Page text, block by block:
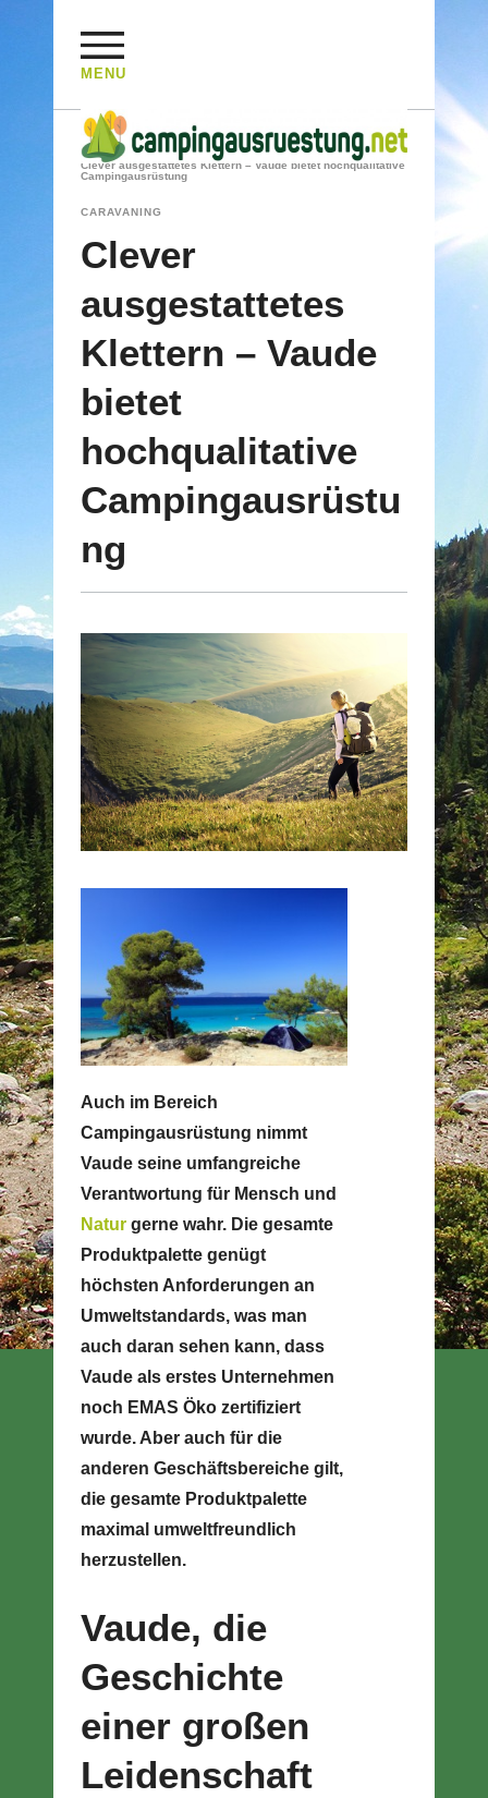
MENU
HOME/ CARAVANING
/
Clever ausgestattetes Klettern – Vaude bietet hochqualitative
Campingausrüstung
CARAVANING
Clever
ausgestattetes
Klettern – Vaude
bietet
hochqualitative
Campingausrüstu
ng
Auch im Bereich
Campingausrüstung nimmt
Vaude seine umfangreiche
Verantwortung für Mensch und
Natur gerne wahr. Die gesamte
Produktpalette genügt
höchsten Anforderungen an
Umweltstandards, was man
auch daran sehen kann, dass
Vaude als erstes Unternehmen
noch EMAS Öko zertifiziert
wurde. Aber auch für die
anderen Geschäftsbereiche gilt,
die gesamte Produktpalette
maximal umweltfreundlich
herzustellen.
Vaude, die
Geschichte
einer großen
Leidenschaft